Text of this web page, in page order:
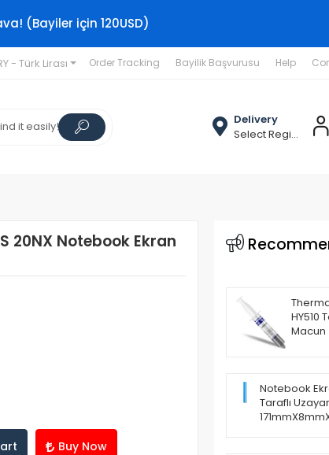
(Bayiler için 120USD)
- Türk Lirası Order Tracking Bayilik Başvurusu Help
Delivery
Select Region
20NX Notebook Ekran
Buy Now
HY510
Macun
Notebook
Taraflı